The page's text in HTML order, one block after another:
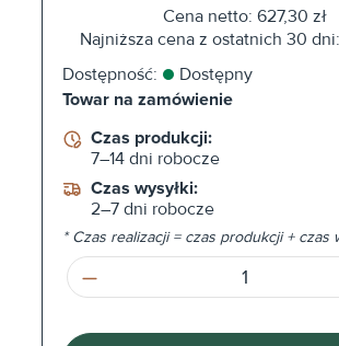
Cena netto: 627,30 zł
Najniższa cena z ostatnich 30 dni:
Dostępność:
Dostępny
Towar na zamówienie
Czas produkcji:
7–14 dni robocze
Czas wysyłki:
2–7 dni robocze
* Czas realizacji = czas produkcji + czas
Ilość produktu: